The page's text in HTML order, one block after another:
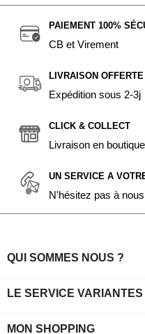
PAIEMENT 100%
CB et Virement
LIVRAISON
Expédition sous 2-3j
CLICK & COLLECT
Livraison en boutique
UN SERVICE A
N'hésitez pas à
QUI SOMMES NOUS ?
LE SERVICE VARIANTES
MON SHOPPING